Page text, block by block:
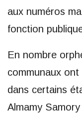
aux numéros
fonction
En nombre
communaux
dans certains
Almamy